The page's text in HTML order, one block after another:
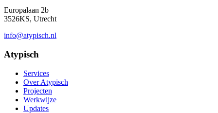
Europalaan 2b
3526KS, Utrecht
info@atypisch.nl
Atypisch
Services
Over Atypisch
Projecten
Werkwijze
Updates